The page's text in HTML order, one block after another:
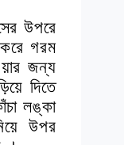
উপরে
গরম
জন্য
দিতে
লঙ্কা
উপর